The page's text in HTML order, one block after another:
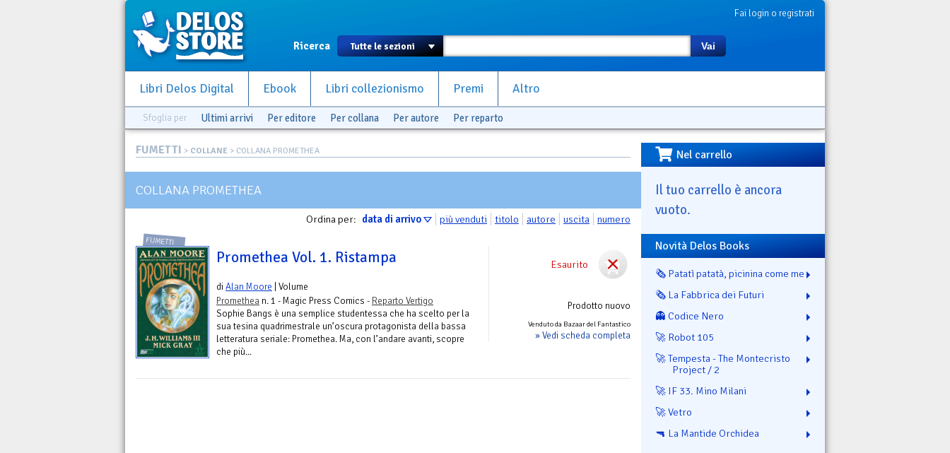
Fai login o registrati
Ricerca Vai
Libri Delos Digital Ebook Libri collezionismo Premi Altro
Sfoglia per Ultimi arrivi Per editore Per collana Per autore Per reparto
FUMETTI > COLLANE > COLLANA PROMETHEA
COLLANA PROMETHEA
Ordina per: data di arrivo più venduti titolo autore uscita numero
Esaurito
Prodotto nuovo
Venduto da Bazaar del Fantastico
» Vedi scheda completa
FUMETTI
Promethea Vol. 1. Ristampa
diAlan Moore | Volume
Promethea n. 1 - Magic Press Comics - Reparto Vertigo
Sophie Bangs è una semplice studentessa che ha scelto per la
sua tesina quadrimestrale un’oscura protagonista della bassa
letteratura seriale: Promethea. Ma, con l’andare avanti, scopre
che più...
Nel carrello
Il tuo carrello è ancora
vuoto.
Novità Delos Books
🗞️ Patatì patatà, picinina come me
🗞️ La Fabbrica dei Futuri
👻 Codice Nero
🚀 Robot 105
🚀 Tempesta - The Montecristo
Project / 2
🚀 IF 33. Mino Milani
🚀 Vetro
🔫 La Mantide Orchidea